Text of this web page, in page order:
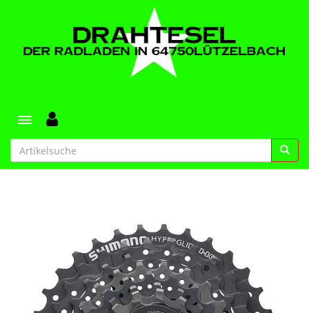
Toggle navigation